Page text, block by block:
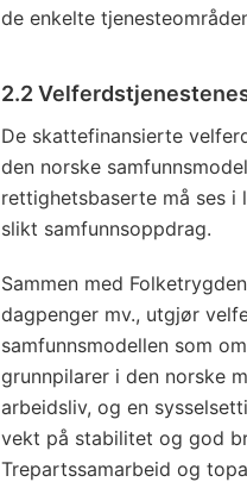
de enkelte
2.2
De skattefinansierte
den norske
rettighetsbaserte må ses
slikt samfunnsoppdrag.
Sammen med
dagpenger mv., utgjør
samfunnsmodellen som
grunnpilarer i den norske
arbeidsliv, og en
vekt på stabilitet og god
Trepartssamarbeid og